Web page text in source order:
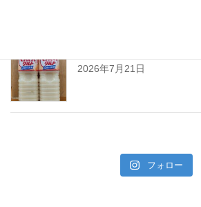
2026年7月21日
フォロー